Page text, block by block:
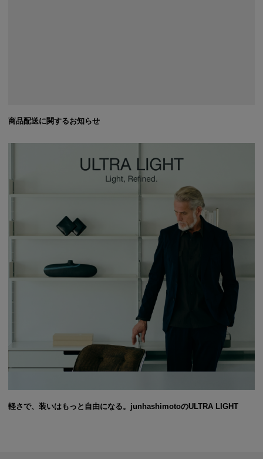
商品配送に関するお知らせ
軽さで、装いはもっと自由になる。junhashimotoのULTRA LIGHT